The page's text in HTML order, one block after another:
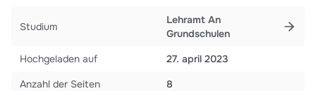
Studium
Lehramt An
Grundschulen
Hochgeladen auf
27. april 2023
Anzahl der Seiten
8